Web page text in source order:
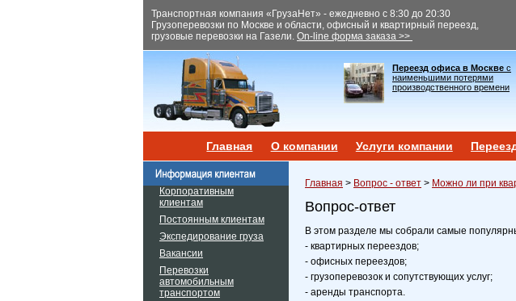
Транспортная компания «ГрузаНет» - ежедневно с 8:30 до 20:30
Грузоперевозки по Москве и области, офисный и квартирный переезд,
грузовые перевозки на Газели. On-line форма заказа >>
Переезд офиса в Москве с
наименьшими потерями
производственного времени
Главная О компании Услуги компании
Корпоративным
клиентам
Постоянным клиентам
Экспедирование груза
Вакансии
Перевозки
автомобильным
транспортом
Главная > Вопрос - ответ > Можно ли при
Вопрос-ответ
В этом разделе мы собрали самые
- квартирных переездов;
- офисных переездов;
- грузоперевозок и сопутствующих услуг;
- аренды транспорта.